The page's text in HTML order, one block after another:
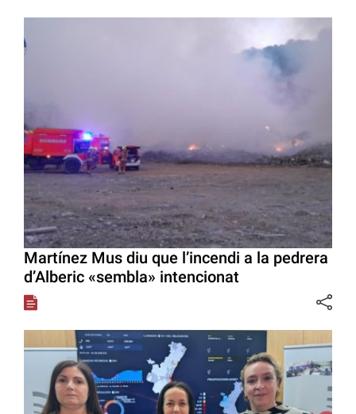
Martínez Mus diu que l’incendi a la pedrera
d’Alberic «sembla» intencionat